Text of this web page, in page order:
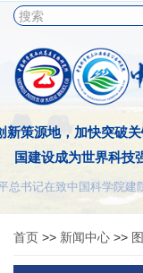
新策源地，加快突破
国建设成为世界科技
书记在致中国科学院建
首页 >> 新闻中心 >>